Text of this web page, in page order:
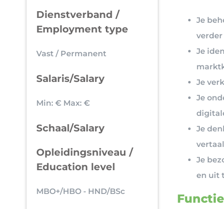
Dienstverband /
Employment type
Vast / Permanent
Salaris/Salary
Min: € Max: €
Schaal/Salary
Opleidingsniveau /
Education level
MBO+/HBO - HND/BSc
Je
verder
Je
Je
Je
Je
Je
en uit